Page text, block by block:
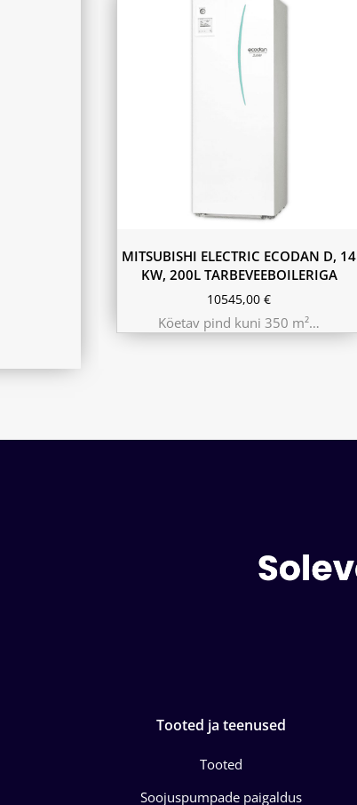
MITSUBISHI ELECTRIC ECODAN D, 14
KW, 200L TARBEVEEBOILERIGA
10545,00€
Köetav pind kuni 350 m²…
Tooted ja teenused
Tooted
Soojuspumpade paigaldus